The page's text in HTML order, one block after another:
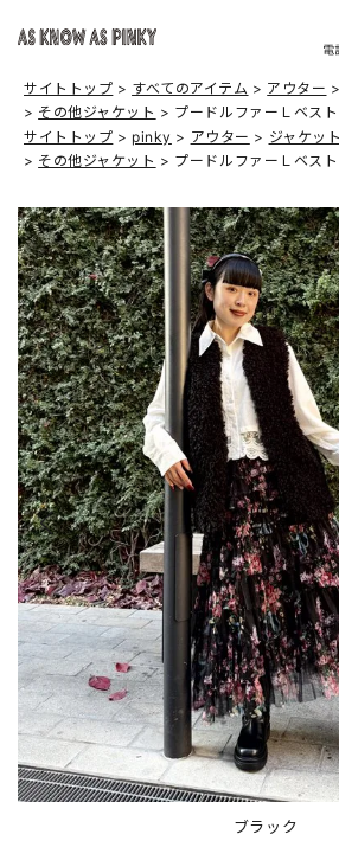
サイトトップ すべてのアイテム アウター
その他ジャケット
プードルファーＬベスト
サイトトップ
pinky アウター
ジャケッ
その他ジャケット
プードルファーＬベスト
ブラック